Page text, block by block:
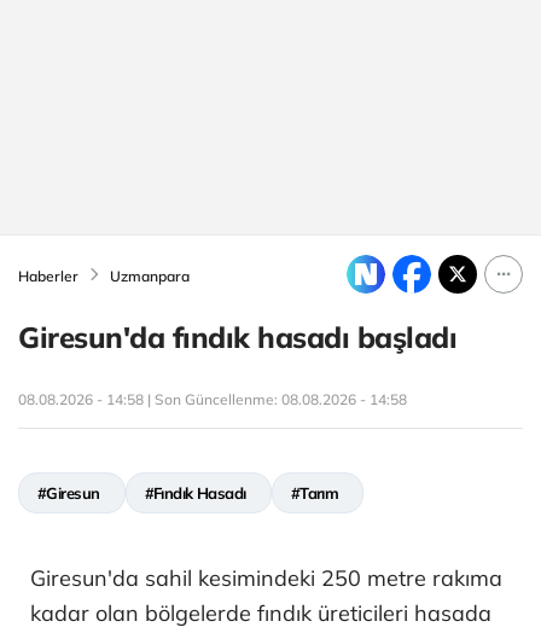
Haberler Uzmanpara
Giresun'da fındık hasadı başladı
08.08.2026 - 14:58 | Son Güncellenme: 08.08.2026 - 14:58
#Giresun #Fındık Hasadı #Tarım
Giresun'da sahil kesimindeki 250 metre rakıma
kadar olan bölgelerde fındık üreticileri hasada